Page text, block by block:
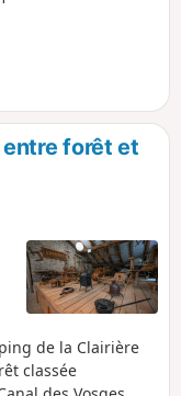
forêt et
de la Clairière
classée